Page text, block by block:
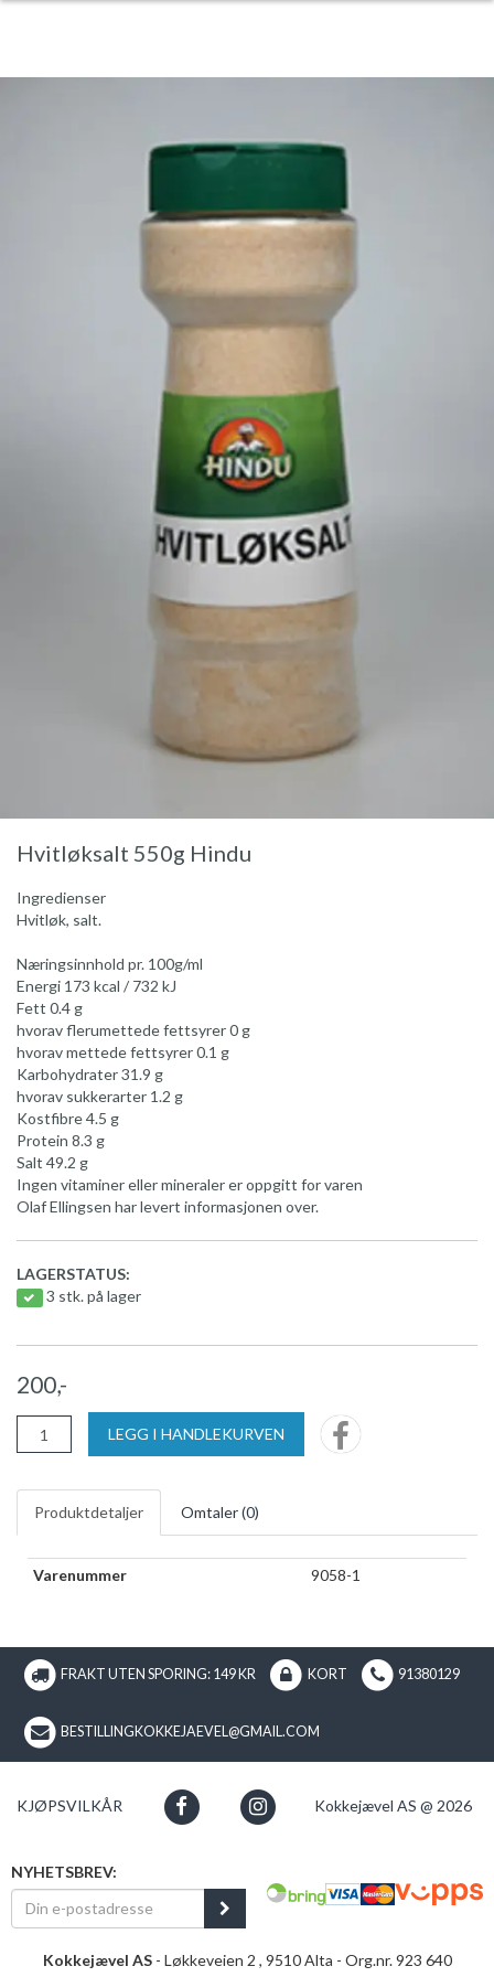
Hvitløksalt 550g Hindu
Ingredienser
Hvitløk, salt.
Næringsinnhold pr. 100g/ml
Energi 173 kcal / 732 kJ
Fett 0.4 g
hvorav flerumettede fettsyrer 0 g
hvorav mettede fettsyrer 0.1 g
Karbohydrater 31.9 g
hvorav sukkerarter 1.2 g
Kostfibre 4.5 g
Protein 8.3 g
Salt 49.2 g
Ingen vitaminer eller mineraler er oppgitt for varen
Olaf Ellingsen har levert informasjonen over.
LAGERSTATUS:
3 stk. på lager
200,-
LEGG I HANDLEKURVEN
Produktdetaljer Omtaler (0)
Varenummer 9058-1
FRAKT UTEN SPORING: 149 KR KORT 91380129
BESTILLINGKOKKEJAEVEL@GMAIL.COM
KJØPSVILKÅR Kokkejævel AS @ 2026
NYHETSBREV:
Kokkejævel AS- Løkkeveien 2 , 9510 Alta - Org.nr. 923 640